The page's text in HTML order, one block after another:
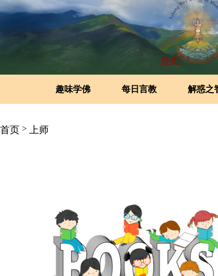
首页
趣味学佛 每日言教 解惑之
首页 > 上师